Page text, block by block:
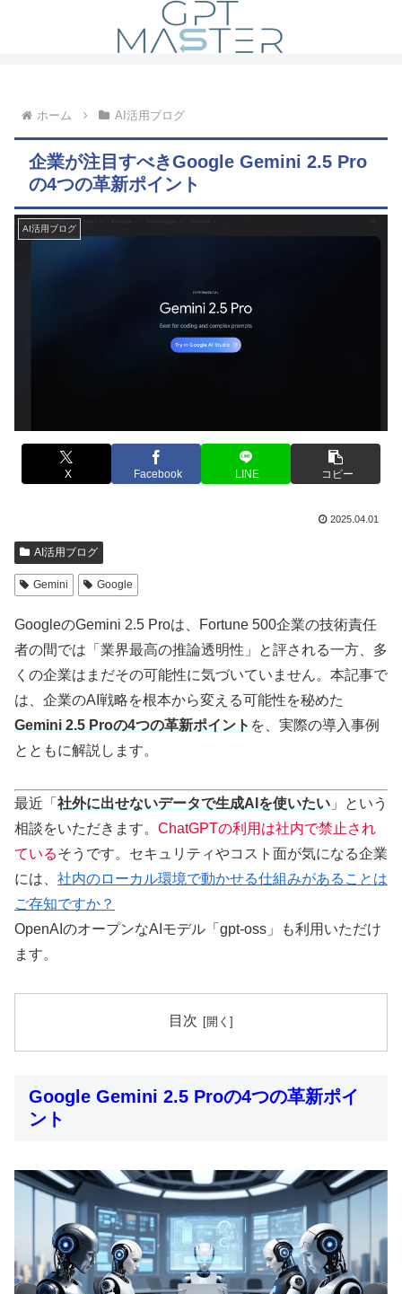
ホーム AI活用ブログ
企業が注目すべきGoogle Gemini 2.5 Pro
の4つの革新ポイント
AI活用ブログ
X Facebook LINE コピー
2025.04.01
AI活用ブログ
Gemini Google
GoogleのGemini 2.5 Proは、Fortune 500企業の技術責任
者の間では「業界最高の推論透明性」と評される一方、多
くの企業はまだその可能性に気づいていません。本記事で
は、企業のAI戦略を根本から変える可能性を秘めた
Gemini 2.5 Proの4つの革新ポイント を、実際の導入事例
とともに解説します。
最近「 社外に出せないデータで生成AIを使いたい 」という
相談をいただきます。 ChatGPTの利用は社内で禁止され
ているそうです。セキュリティやコスト面が気になる企業
には、 社内のローカル環境で動かせる仕組みがあることは
ご存知ですか？
OpenAIのオープンなAIモデル「gpt-oss」も利用いただけ
ます。
目次
Google Gemini 2.5 Proの4つの革新ポイ
ント